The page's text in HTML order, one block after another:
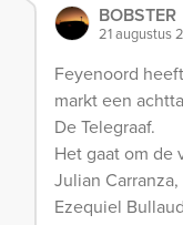
BOBSTER
21 augustus
Feyenoord
markt een
De Telegraaf.
Het gaat om de
Julian Carranza,
Ezequiel